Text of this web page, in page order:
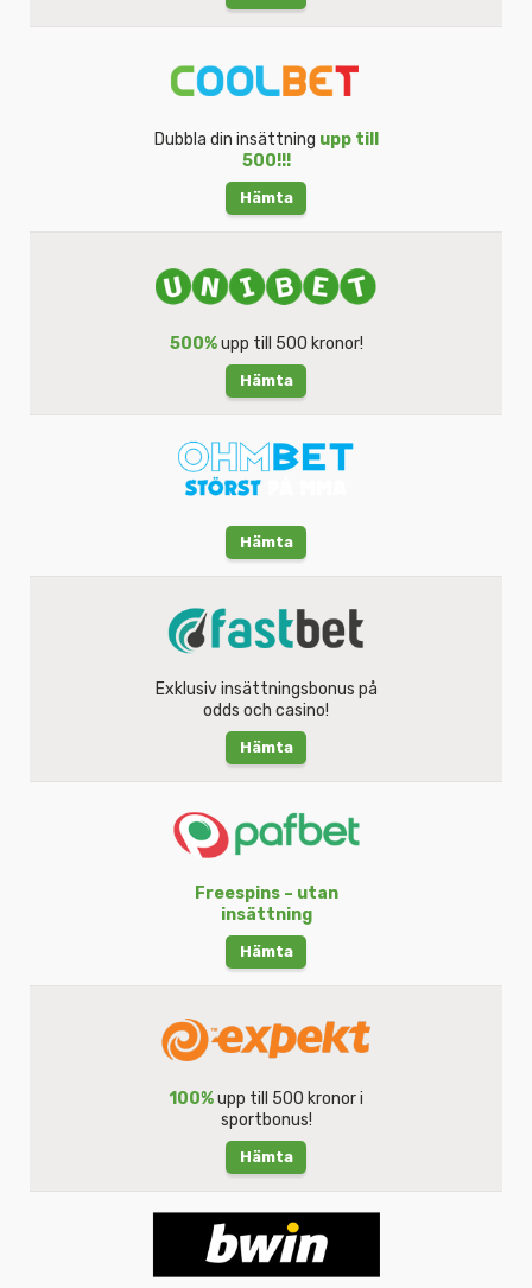
Dubbla din insättning upp till
500!!!
Hämta
500%upp till 500 kronor!
Hämta
Hämta
Exklusiv insättningsbonus på
odds och casino!
Hämta
Freespins – utan
insättning
Hämta
100%upp till 500 kronor i
sportbonus!
Hämta